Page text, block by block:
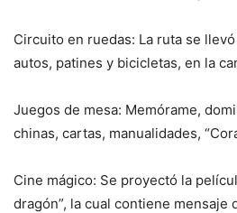
Circuito en ruedas: La ruta se
autos, patines y bicicletas, en la
Juegos de mesa: Memórame,
chinas, cartas, manualidades,
Cine mágico: Se proyectó la
dragón”, la cual contiene mensaje